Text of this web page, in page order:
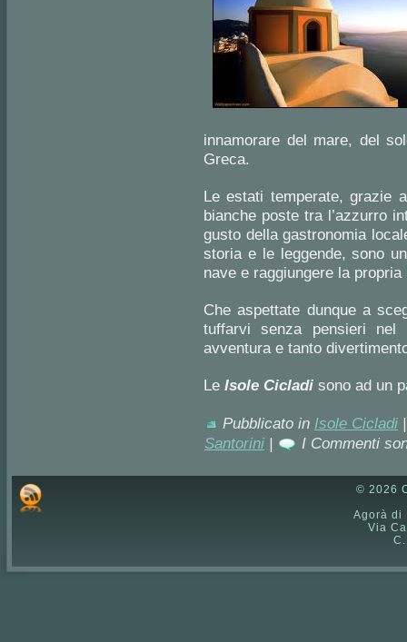
innamorare del mare, del
Greca.
Le estati temperate, grazie
bianche poste tra l’azzurro
gusto della gastronomia
storia e le leggende, sono
nave e raggiungere la propria
Che aspettate dunque a
tuffarvi senza pensieri nel
avventura e tanto
Le Isole Cicladi sono ad un
Pubblicato in Isole Cicladi
Santorini | I Commenti
© 2026
Agorà di
Via